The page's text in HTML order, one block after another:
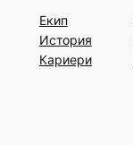
Екип
История
Кариери